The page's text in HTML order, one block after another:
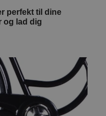
perfekt til dine
og lad dig